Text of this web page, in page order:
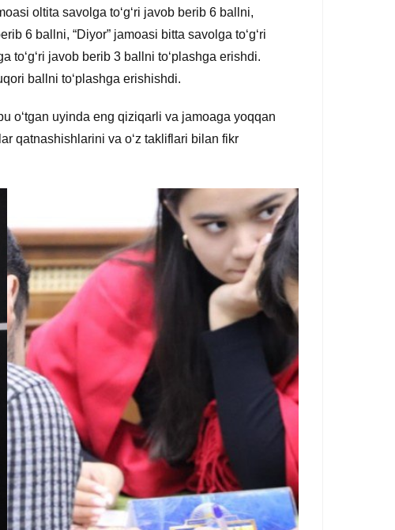
oltita savolga to‘g‘ri javob berib 6 ballni,
6 ballni, “Diyor” jamoasi bitta savolga to‘g‘ri
to‘g‘ri javob berib 3 ballni to‘plashga erishdi.
ballni to‘plashga erishishdi.
o‘tgan uyinda eng qiziqarli va jamoaga yoqqan
qatnashishlarini va o‘z takliflari bilan fikr